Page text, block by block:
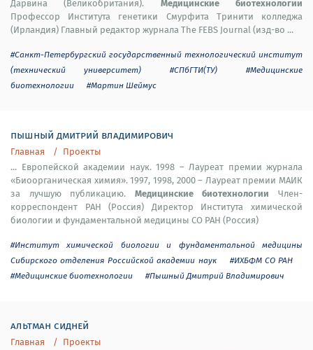
Дарвина (Великобритания). Медицинские биотехнологии
Профессор Института генетики Смурфита Тринити колледжа
(Ирландия) Главный редактор журнала The FEBS Journal (изд-во ...
#Санкт-Петербургский государственный технологический институт
(технический университет)
#СПбГТИ(ТУ)
#Медицинские
биотехнологии
#Мартин Шеймус
пышный дмитрий владимирович
Главная
Проекты
... Европейской академии наук. 1998 – Лауреат премии журнала
«Биоорганическая химия». 1997, 1998, 2000 – Лауреат премии МАИК
за лучшую публикацию. Медицинские биотехнологии Член-
корреспондент РАН (Россия) Директор Института химической
биологии и фундаментальной медицины СО РАН (Россия)
#Институт химической биологии и фундаментальной медицины
Сибирского отделения Российской академии наук
#ИХБФМ СО РАН
#Медицинские биотехнологии
#Пышный Дмитрий Владимирович
альтман сидней
Главная
Проекты